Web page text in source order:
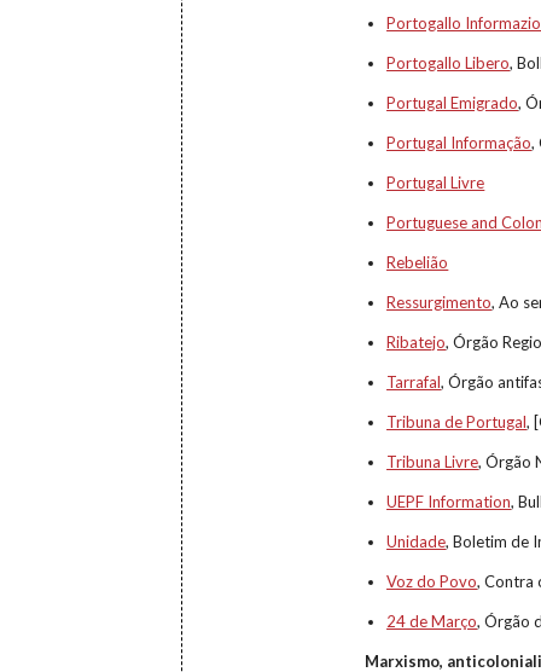
Portogallo
Portogallo Libero,
Portugal Emigrado,
Portugal Informação,
Portugal Livre
Portuguese and
Rebelião
Ressurgimento, Ao
Ribatejo, Órgão
Tarrafal, Órgão
Tribuna de Portugal,
Tribuna Livre, Órgão
UEPF Information,
Unidade, Boletim de
Voz do Povo, Contra
24 de Março, Órgão
Marxismo,